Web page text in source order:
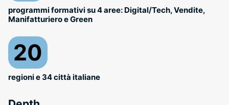
programmi formativi su 4 aree: Digital/Tech, Vendite,
Manifatturiero e Green
20
regioni e 34 città italiane